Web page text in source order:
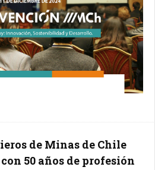
de Minas de Chile
50 años de profesión